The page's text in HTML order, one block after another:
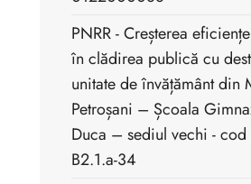
PNRR - Creșterea
în clădirea publică cu
unitate de învățământ din
Petroșani – Școala
Duca – sediul vechi -
B2.1.a-34